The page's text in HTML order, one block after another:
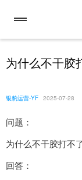
为什么不干胶
银豹运营-YF 2025-07-28
问题：
为什么不干胶打不
回答：